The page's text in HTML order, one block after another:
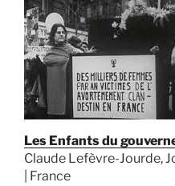
Les Enfants du
Claude Lefèvre-Jourde,
| France